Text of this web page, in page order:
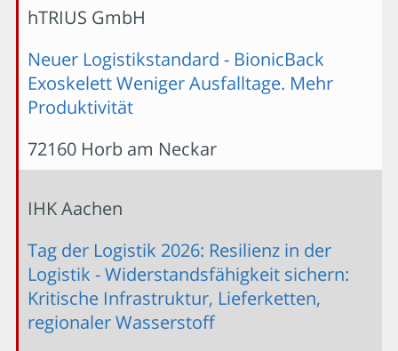
hTRIUS GmbH
Neuer Logistikstandard - BionicBack
Exoskelett Weniger Ausfalltage. Mehr
Produktivität
72160 Horb am Neckar
IHK Aachen
Tag der Logistik 2026: Resilienz in der
Logistik - Widerstandsfähigkeit sichern:
Kritische Infrastruktur, Lieferketten,
regionaler Wasserstoff